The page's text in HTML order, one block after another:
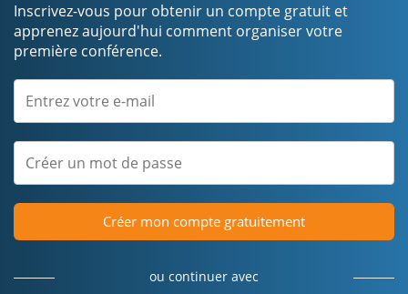
Inscrivez-vous pour obtenir un compte gratuit et
apprenez aujourd'hui comment organiser votre
première conférence.
Créer mon compte gratuitement
ou continuer avec